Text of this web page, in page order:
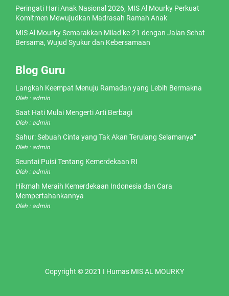
Peringati Hari Anak Nasional 2026, MIS Al Mourky Perkuat
Komitmen Mewujudkan Madrasah Ramah Anak
MIS Al Mourky Semarakkan Milad ke-21 dengan Jalan Sehat
Bersama, Wujud Syukur dan Kebersamaan
Blog Guru
Langkah Keempat Menuju Ramadan yang Lebih Bermakna
Oleh : admin
Saat Hati Mulai Mengerti Arti Berbagi
Oleh : admin
Sahur: Sebuah Cinta yang Tak Akan Terulang Selamanya”
Oleh : admin
Seuntai Puisi Tentang Kemerdekaan RI
Oleh : admin
Hikmah Meraih Kemerdekaan Indonesia dan Cara
Mempertahankannya
Oleh : admin
Copyright © 2021 I Humas MIS AL MOURKY